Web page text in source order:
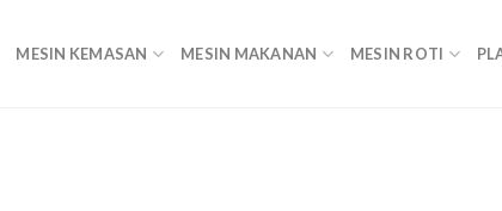
MESIN KEMASAN MESIN MAKANAN MESIN ROTI